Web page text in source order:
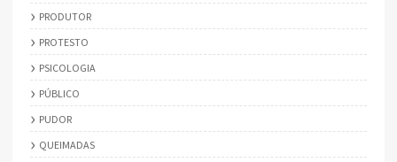
PRODUTOR
PROTESTO
PSICOLOGIA
PÚBLICO
PUDOR
QUEIMADAS